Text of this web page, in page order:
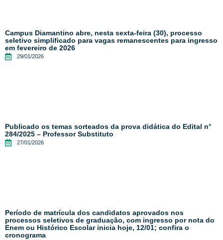
Campus Diamantino abre, nesta sexta-feira (30), processo
seletivo simplificado para vagas remanescentes para ingresso
em fevereiro de 2026
29/01/2026
Publicado os temas sorteados da prova didática do Edital n°
284/2025 – Professor Substituto
27/01/2026
Período de matrícula dos candidatos aprovados nos
processos seletivos de graduação, com ingresso por nota do
Enem ou Histórico Escolar inicia hoje, 12/01; confira o
cronograma